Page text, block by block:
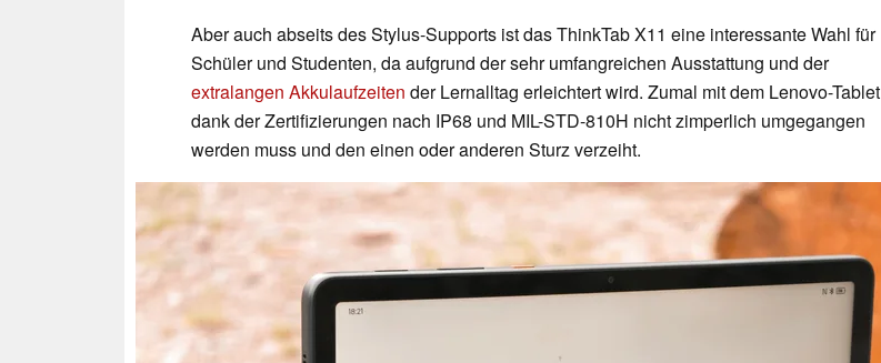
Aber auch abseits des Stylus-Supports ist das ThinkTab X11 eine interessante Wahl für
Schüler und Studenten, da aufgrund der sehr umfangreichen Ausstattung und der
extralangen Akkulaufzeiten der Lernalltag erleichtert wird. Zumal mit dem Lenovo-Tablet
dank der Zertifizierungen nach IP68 und MIL-STD-810H nicht zimperlich umgegangen
werden muss und den einen oder anderen Sturz verzeiht.